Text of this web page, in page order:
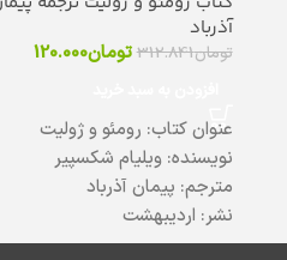
آذرباد
تومان312.841 تومان120.000
عنوان کتاب: رومئو و ژولیت
نویسنده: ویلیام شکسپیر
مترجم: پیمان آذرباد
نشر: اردیبهشت
قطع رقعی